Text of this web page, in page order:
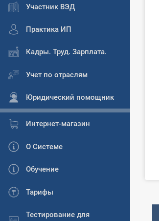
Участник ВЭД
Практика ИП
Кадры. Труд. Зарплата.
Учет по отраслям
Юридический помощник
Интернет-магазин
О Системе
Обучение
Тарифы
Тестирование для